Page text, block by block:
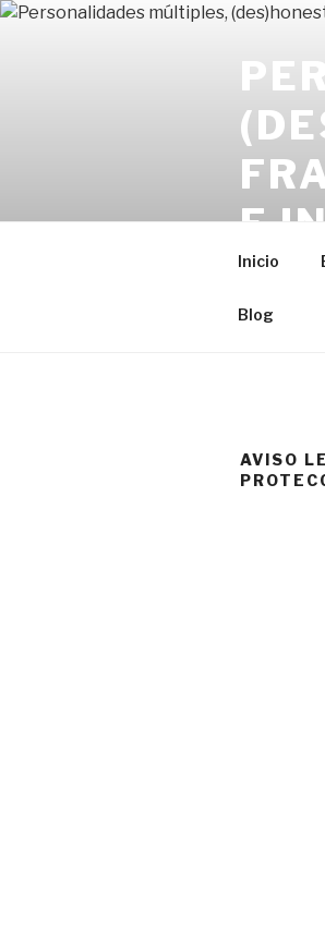
Saltar
E
Salvador
Inicio
Blog
AVISO